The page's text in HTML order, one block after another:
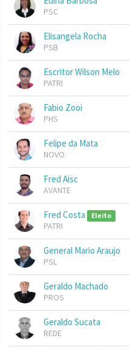
PSC
Elisangela Rocha
PSB
Escritor Wilson Melo
PATRI
Fabio Zooi
PHS
Felipe da Mata
NOVO
Fred Aisc
AVANTE
Fred Costa Eleito
PATRI
General Mario Araujo
PSL
Geraldo Machado
PROS
Geraldo Sucata
REDE